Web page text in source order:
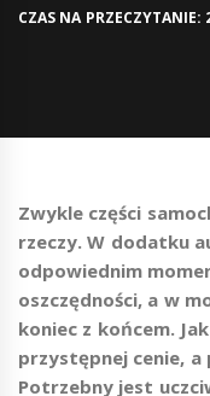
CZAS NA
Zwykle części
rzeczy. W dodatku
odpowiednim
oszczędności, a w
koniec z końcem.
przystępnej cenie, a
Potrzebny jest